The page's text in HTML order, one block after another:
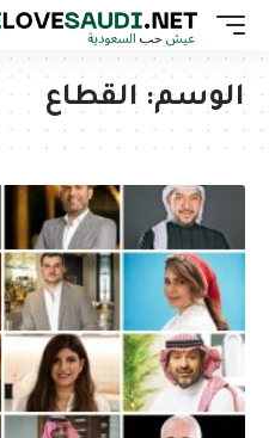
الوسم: القطاع